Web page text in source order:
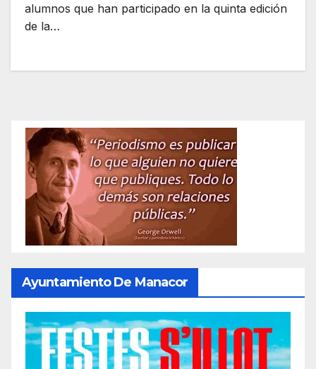
alumnos que han participado en la quinta edición
de la…
Ayuntamiento De Manacor